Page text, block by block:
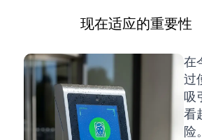
现在适应的重要性
在
过
吸
看
险